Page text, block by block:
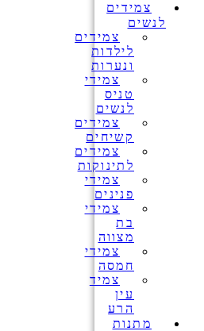
צמידים
לנשים
צמידים
לילדות
ונערות
צמידי
טניס
לנשים
צמידים
קשיחים
צמידים
לתינוקות
צמידי
פנינים
צמידי
בת
מצווה
צמידי
חמסה
צמיד
עין
הרע
מתנות